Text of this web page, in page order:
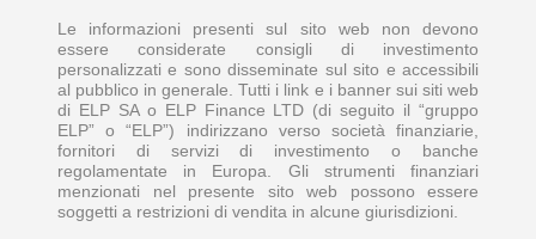
Le informazioni presenti sul sito web non devono
essere considerate consigli di investimento
personalizzati e sono disseminate sul sito e accessibili
al pubblico in generale. Tutti i link e i banner sui siti web
di ELP SA o ELP Finance LTD (di seguito il “gruppo
ELP” o “ELP”) indirizzano verso società finanziarie,
fornitori di servizi di investimento o banche
regolamentate in Europa. Gli strumenti finanziari
menzionati nel presente sito web possono essere
soggetti a restrizioni di vendita in alcune giurisdizioni.